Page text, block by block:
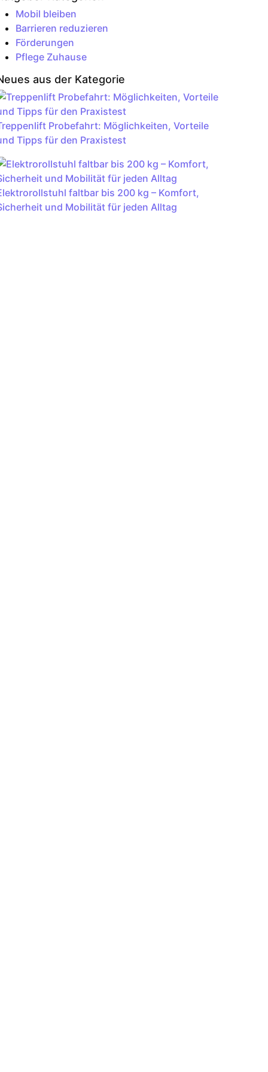
Mobil bleiben
Barrieren reduzieren
Förderungen
Pflege Zuhause
aus der Kategorie
Probefahrt: Möglichkeiten, Vorteile
Tipps für den Praxistest
faltbar bis 200 kg – Komfort,
und Mobilität für jeden Alltag